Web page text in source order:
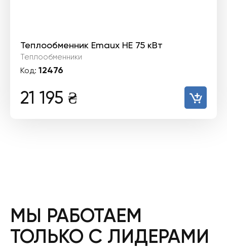
Теплообменник Emaux HE 75 кВт
Теплообменники
Код: 12476
21 195 ₴
МЫ РАБОТАЕМ
ТОЛЬКО С ЛИДЕРАМИ